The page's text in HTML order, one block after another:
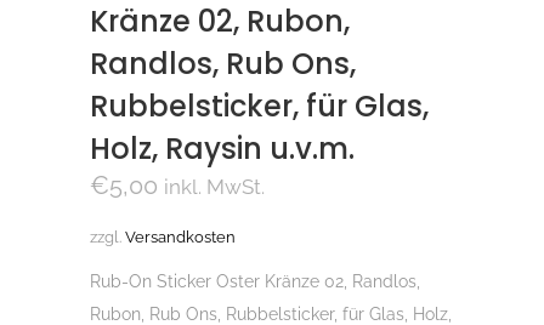
Kränze 02, Rubon,
Randlos, Rub Ons,
Rubbelsticker, für Glas,
Holz, Raysin u.v.m.
€5,00 inkl. MwSt.
zzgl. Versandkosten
Rub-On Sticker Oster Kränze 02, Randlos,
Rubon, Rub Ons, Rubbelsticker, für Glas, Holz,